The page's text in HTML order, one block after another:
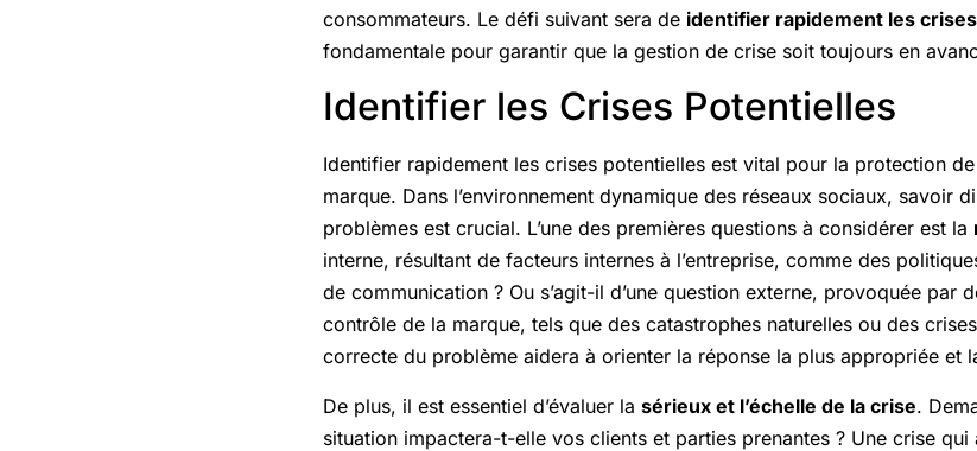
consommateurs. Le défi suivant sera de identifier rapidement les crises
fondamentale pour garantir que la gestion de crise soit toujours en
Identifier les Crises Potentielles
Identifier rapidement les crises potentielles est vital pour la protection
marque. Dans l’environnement dynamique des réseaux sociaux, savoir
problèmes est crucial. L’une des premières questions à considérer est la
interne, résultant de facteurs internes à l’entreprise, comme des
de communication ? Ou s’agit-il d’une question externe, provoquée par
contrôle de la marque, tels que des catastrophes naturelles ou des
correcte du problème aidera à orienter la réponse la plus appropriée et
De plus, il est essentiel d’évaluer la sérieux et l’échelle de la crise.
situation impactera-t-elle vos clients et parties prenantes ? Une crise